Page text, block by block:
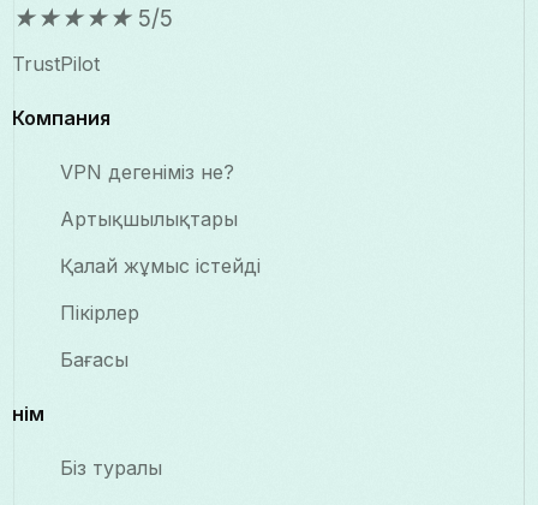
★★★★★ 5/5
TrustPilot
Компания
VPN дегеніміз не?
Артықшылықтары
Қалай жұмыс істейді
Пікірлер
Бағасы
Өнім
Біз туралы